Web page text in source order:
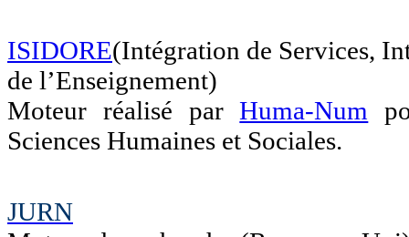
ISIDORE(Intégration de Services,
de l’Enseignement)
Moteur réalisé parHuma-Num
Sciences Humaines et Sociales.
JURN